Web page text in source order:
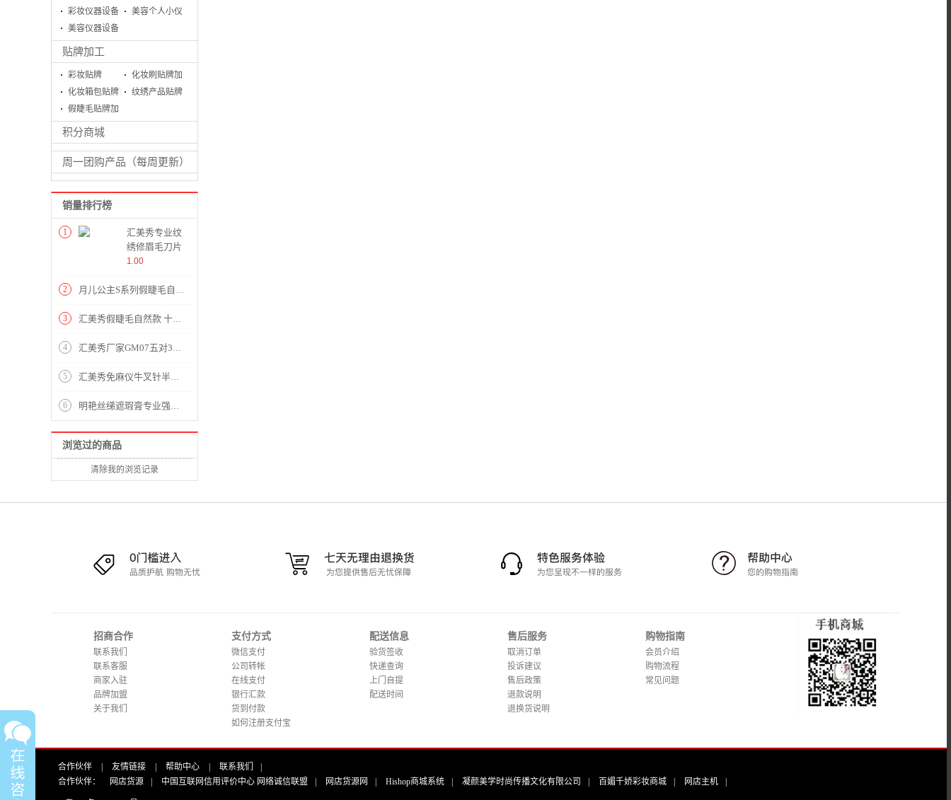
彩妆仪器设备
美容个人小仪
美容仪器设备
系列
贴牌加工
彩妆贴牌
化妆刷贴牌加
工
化妆箱包贴牌
加工
纹绣产品贴牌
假睫毛贴牌加
工生产
积分商城
周一团购产品（每周更新）
销量排行榜
1
汇美秀专业纹
绣修眉毛刀片
画眉神器美容
刀整盒100片
1.00
2 月儿公主S系列假睫毛自然仿真女透明梗3D磨尖日常裸妆十对装
3 汇美秀假睫毛自然款 十对装月儿公主S系列 美姣源睫毛厂影楼睫毛
4 汇美秀厂家GM07五对3D磨尖假睫毛透明梗自然假睫毛纤长款日常眼睫毛
5 汇美秀免麻仪牛叉针半壁U11针专用线条眉针漂唇纹眼线微针全抛一体针头现货
6 明艳丝绨遮瑕膏专业强力遮瑕遮纹身痘印眼部提亮控油单色粉底膏现货
浏览过的商品
清除我的浏览记录
招商合作
联系我们
联系客服
商家入驻
品牌加盟
关于我们
支付方式
微信支付
公司转帐
在线支付
银行汇款
货到付款
如何注册支付宝
配送信息
验货签收
快递查询
上门自提
配送时间
售后服务
取消订单
投诉建议
售后政策
退款说明
退换货说明
购物指南
会员介绍
购物流程
常见问题
合作伙伴 友情链接 帮助中心 联系我们
合作伙伴：
网店货源 中国互联网信用评价中心 网络诚信联盟 网店货源网 Hishop商城系统 凝颜美学时尚传播文化有限公司 百媚千娇彩妆商城 网店主机